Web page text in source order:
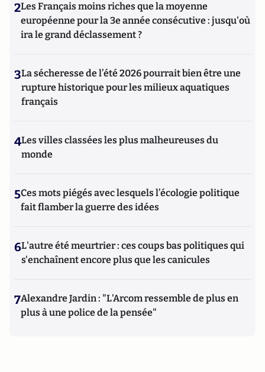
2Les Français moins riches que la moyenne
européenne pour la 3e année consécutive : jusqu'où
ira le grand déclassement ?
3La sécheresse de l’été 2026 pourrait bien être une
rupture historique pour les milieux aquatiques
français
4Les villes classées les plus malheureuses du
monde
5Ces mots piégés avec lesquels l’écologie politique
fait flamber la guerre des idées
6L'autre été meurtrier : ces coups bas politiques qui
s'enchaînent encore plus que les canicules
7Alexandre Jardin : "L'Arcom ressemble de plus en
plus à une police de la pensée"